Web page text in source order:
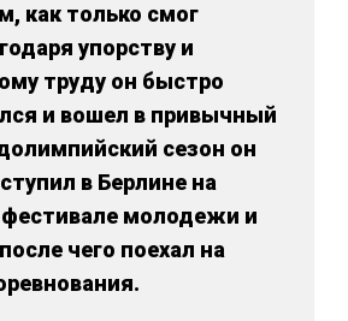
как только смог
упорству и
труду он быстро
и вошел в привычный
сезон он
в Берлине на
молодежи и
чего поехал на